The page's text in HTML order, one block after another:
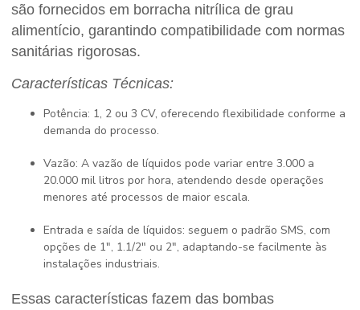
são fornecidos em borracha nitrílica de grau
alimentício, garantindo compatibilidade com normas
sanitárias rigorosas.
Características Técnicas:
Potência: 1, 2 ou 3 CV, oferecendo flexibilidade conforme a
demanda do processo.
Vazão: A vazão de líquidos pode variar entre 3.000 a
20.000 mil litros por hora, atendendo desde operações
menores até processos de maior escala.
Entrada e saída de líquidos: seguem o padrão SMS, com
opções de 1", 1.1/2" ou 2", adaptando-se facilmente às
instalações industriais.
Essas características fazem das bombas